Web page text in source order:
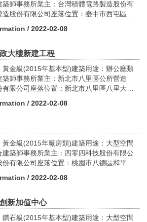
師事務所業主：台灣積體電路製造股份有
股份有限公司座落位置：臺中市西屯區新
地上8層、地下4層基地面積：328,700.00
，全區202.46%設計期間：2015.2-
/ 2022-02-08
大樓新建工程
金級(2015年基本型)建築用途：辦公廳類
師事務所業主：新北市八里區公所營造
限公司座落位置：新北市八里區八里大道
：地上3層基地面積：12,255.30平方公尺
工時間：2017.9-2019.6
/ 2022-02-08
金級(2015年廠房類)建築用途：大型空間
築師事務所業主：四零四科技股份有限公
有限公司座落位置：桃園市八德區和平路
上6層、地下2層1幢1棟1戶基地面積：
間：2016.9-2017.10施工時間：2017.12-
/ 2022-02-08
新加值中心
石級(2015年基本型)建築用途：大型空間